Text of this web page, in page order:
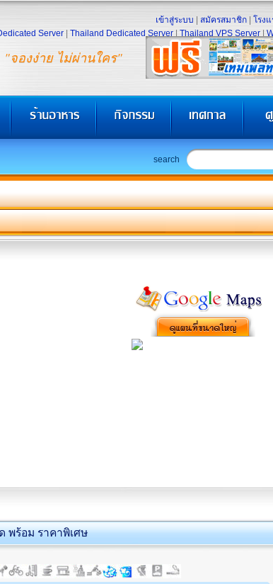
"จองง่าย ไม่ผ่านใคร"
เข้าสู่ระบบ สมัครสมาชิก โรงแ
Server
Thailand Dedicated Server Thailand VPS Server
search
พร้อม ราคาพิเศษ